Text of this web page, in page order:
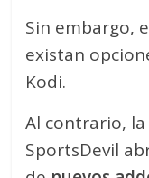
Sin embargo,
existan
Kodi.
Al contrario,
SportsDevil